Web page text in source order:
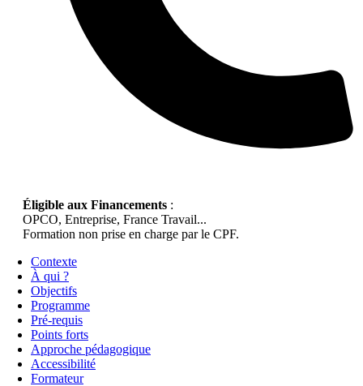
Éligible aux Financements :
OPCO, Entreprise, France Travail...
Formation non prise en charge par le CPF.
Contexte
À qui ?
Objectifs
Programme
Pré-requis
Points forts
Approche pédagogique
Accessibilité
Formateur